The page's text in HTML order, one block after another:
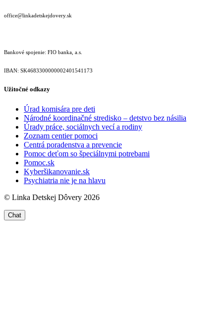
office@linkadetskejdovery.sk
Bankové spojenie: FIO banka, a.s.
IBAN: SK46833000000­02401541173
Užitočné odkazy
Úrad komisára pre deti
Národné koordinačné stredisko – detstvo bez násilia
Úrady práce, sociálnych vecí a rodiny
Zoznam centier pomoci
Centrá poradenstva a prevencie
Pomoc deťom so špeciálnymi potrebami
Pomoc.sk
Kyberšikanovanie.sk
Psychiatria nie je na hlavu
© Linka Detskej Dôvery 2026